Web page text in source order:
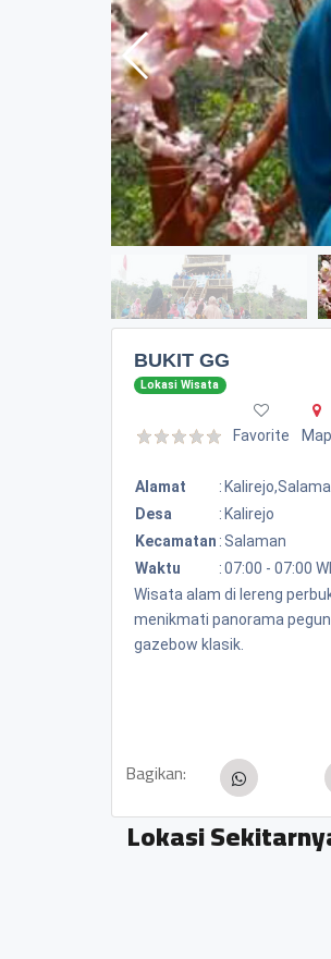
BUKIT GG
Lokasi Wisata
Favorite Map
Alamat :
Desa
: Kalirejo
Kecamatan : Salaman
Waktu
:07:00 - 07:00
Wisata alam di lereng
menikmati panorama
gazebow klasik.
Bagikan:
Lokasi